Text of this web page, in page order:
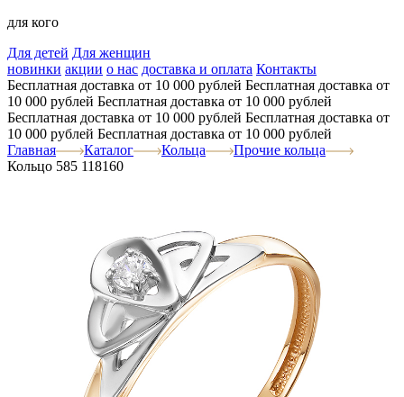
для кого
Для детей Для женщин
новинки акции о нас доставка и оплата Контакты
Бесплатная доставка от 10 000 рублей Бесплатная доставка от
10 000 рублей Бесплатная доставка от 10 000 рублей
Бесплатная доставка от 10 000 рублей Бесплатная доставка от
10 000 рублей Бесплатная доставка от 10 000 рублей
Главная
Каталог Кольца
Прочие кольца
Кольцо 585 118160